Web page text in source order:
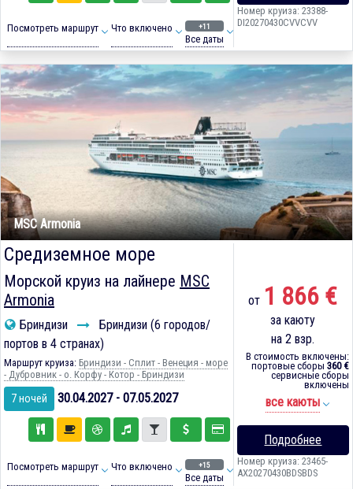
Посмотреть маршрут Что включено +11
Все даты
Номер круиза: 23388-
DI20270430CVVCVV
MSC Armonia
Средиземное море
Морской круиз на лайнере MSC
Armonia
Бриндизи
Бриндизи (6 городов/
портов в 4 странах)
Маршрут круиза: Бриндизи - Сплит - Венеция - море
- Дубровник - о. Корфу - Котор - Бриндизи
7 ночей 30.04.2027 - 07.05.2027
Посмотреть маршрут Что включено +15
Все даты
от 1 866 €
за каюту
на 2 взр.
В стоимость включены:
портовые сборы 360 €
сервисные сборы
включены
все каюты
Подробнее
Номер круиза: 23465-
AX20270430BDSBDS